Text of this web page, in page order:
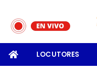
LOCUTORES